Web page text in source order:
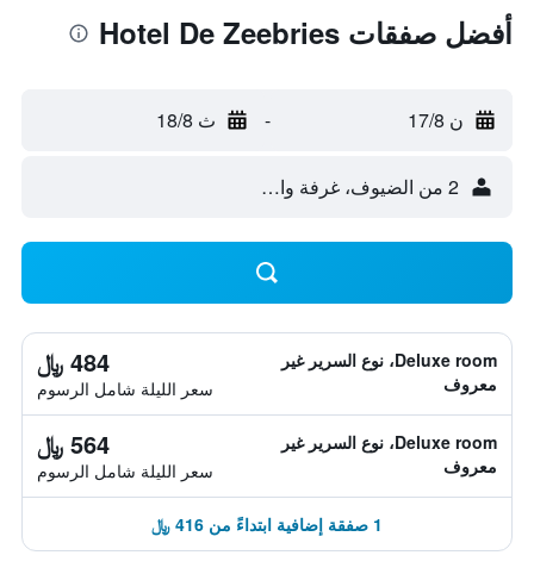
أفضل صفقات Hotel De Zeebries
ن 17/8 - ث 18/8
2 من الضيوف، غرفة واحدة
Deluxe room، نوع السرير غير
معروف
484 ﷼
سعر الليلة شامل الرسوم
Deluxe room، نوع السرير غير
معروف
564 ﷼
سعر الليلة شامل الرسوم
1 صفقة إضافية ابتداءً من 416 ﷼